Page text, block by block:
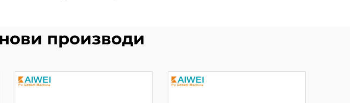
производи